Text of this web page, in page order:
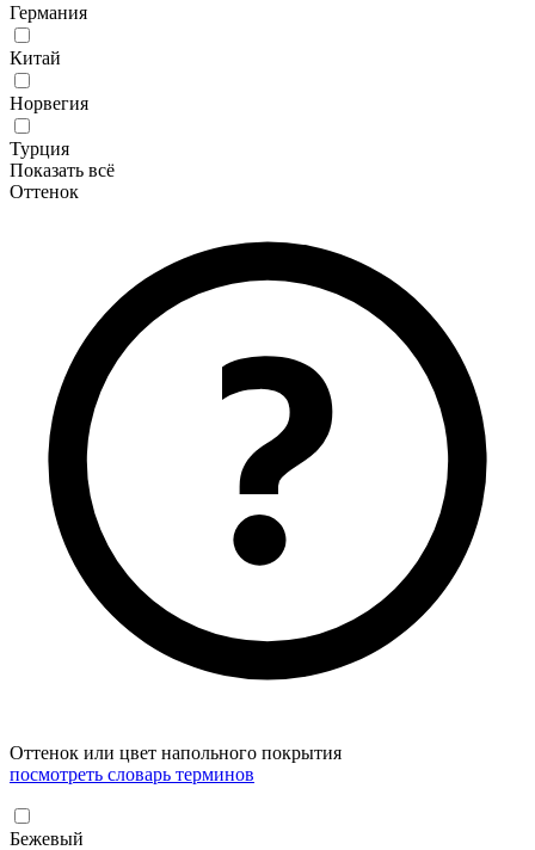
Германия
Китай
Норвегия
Турция
Показать всё
Оттенок
Оттенок или цвет напольного покрытия
посмотреть словарь терминов
Бежевый